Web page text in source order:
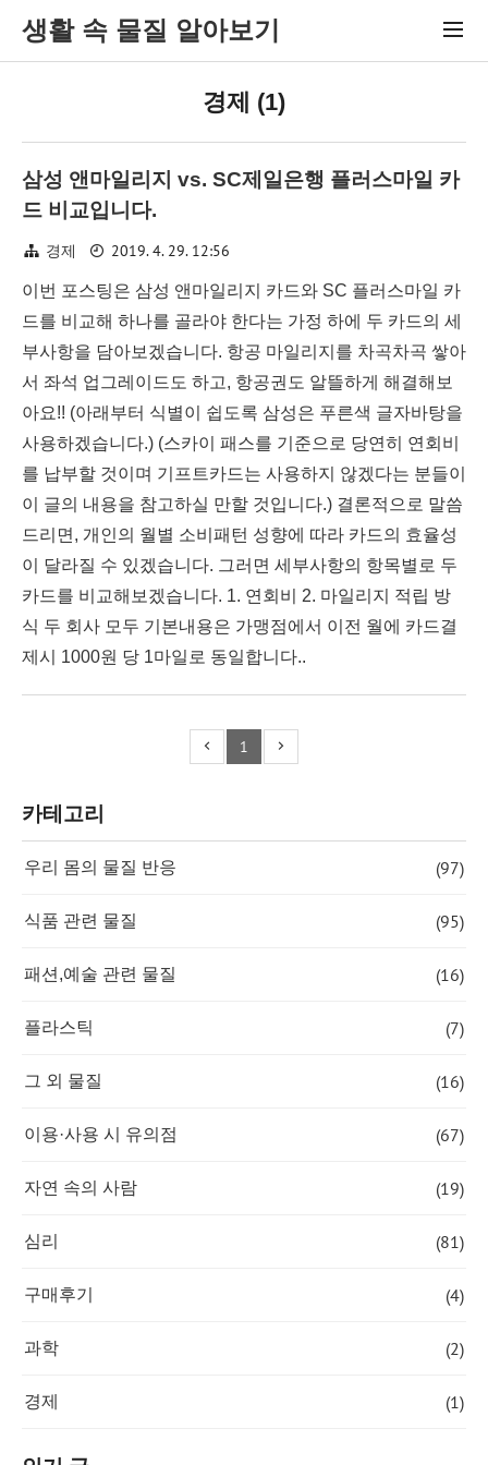
생활 속 물질 알아보기
경제 (1)
삼성 앤마일리지 vs. SC제일은행 플러스마일 카
드 비교입니다.
경제 2019. 4. 29. 12:56
이번 포스팅은 삼성 앤마일리지 카드와 SC 플러스마일 카
드를 비교해 하나를 골라야 한다는 가정 하에 두 카드의 세
부사항을 담아보겠습니다. 항공 마일리지를 차곡차곡 쌓아
서 좌석 업그레이드도 하고, 항공권도 알뜰하게 해결해보
아요!! (아래부터 식별이 쉽도록 삼성은 푸른색 글자바탕을
사용하겠습니다.) (스카이 패스를 기준으로 당연히 연회비
를 납부할 것이며 기프트카드는 사용하지 않겠다는 분들이
이 글의 내용을 참고하실 만할 것입니다.) 결론적으로 말씀
드리면, 개인의 월별 소비패턴 성향에 따라 카드의 효율성
이 달라질 수 있겠습니다. 그러면 세부사항의 항목별로 두
카드를 비교해보겠습니다. 1. 연회비 2. 마일리지 적립 방
식 두 회사 모두 기본내용은 가맹점에서 이전 월에 카드결
제시 1000원 당 1마일로 동일합니다..
1
카테고리
우리 몸의 물질 반응 (97)
식품 관련 물질 (95)
패션,예술 관련 물질 (16)
플라스틱 (7)
그 외 물질 (16)
이용·사용 시 유의점 (67)
자연 속의 사람 (19)
심리 (81)
구매후기 (4)
과학 (2)
경제 (1)